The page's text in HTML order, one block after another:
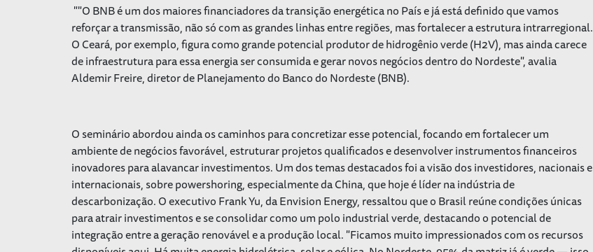
""O BNB é um dos maiores financiadores da transição energética no País e já está definido que vamos
reforçar a transmissão, não só com as grandes linhas entre regiões, mas fortalecer a estrutura intrarregional.
O Ceará, por exemplo, figura como grande potencial produtor de hidrogênio verde (H2V), mas ainda carece
de infraestrutura para essa energia ser consumida e gerar novos negócios dentro do Nordeste", avalia
Aldemir Freire, diretor de Planejamento do Banco do Nordeste (BNB).
O seminário abordou ainda os caminhos para concretizar esse potencial, focando em fortalecer um
ambiente de negócios favorável, estruturar projetos qualificados e desenvolver instrumentos financeiros
inovadores para alavancar investimentos. Um dos temas destacados foi a visão dos investidores, nacionais e
internacionais, sobre powershoring, especialmente da China, que hoje é líder na indústria de
descarbonização. O executivo Frank Yu, da Envision Energy, ressaltou que o Brasil reúne condições únicas
para atrair investimentos e se consolidar como um polo industrial verde, destacando o potencial de
integração entre a geração renovável e a produção local. "Ficamos muito impressionados com os recursos